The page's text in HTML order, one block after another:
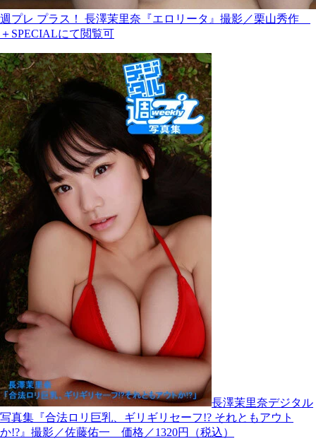
週プレ プラス！ 長澤茉里奈『エロリータ』撮影／栗山秀作
＋SPECIALにて閲覧可
長澤茉里奈デジタル
写真集『合法ロリ巨乳、ギリギリセーフ!? それともアウト
か!?』撮影／佐藤佑一 価格／1320円（税込）